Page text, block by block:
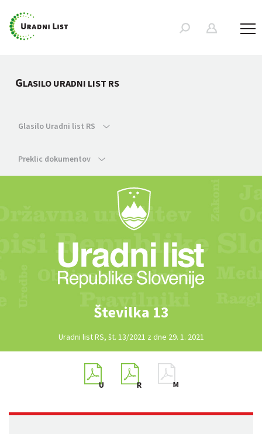
GLASILO URADNI LIST RS
Glasilo Uradni list RS
Preklic dokumentov
Številka 13
Uradni list RS, št. 13/2021 z dne 29. 1. 2021